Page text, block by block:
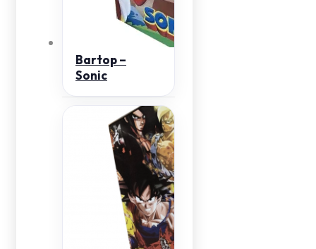
Bartop –
Sonic